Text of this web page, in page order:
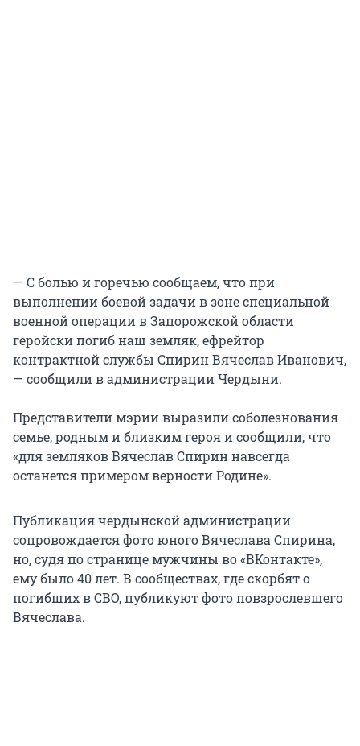
— С болью и горечью сообщаем, что при
выполнении боевой задачи в зоне специальной
военной операции в Запорожской области
геройски погиб наш земляк, ефрейтор
контрактной службы Спирин Вячеслав Иванович,
— сообщили в администрации Чердыни.
Представители мэрии выразили соболезнования
семье, родным и близким героя и сообщили, что
«для земляков Вячеслав Спирин навсегда
останется примером верности Родине».
Публикация чердынской администрации
сопровождается фото юного Вячеслава Спирина,
но, судя по странице мужчины во «ВКонтакте»,
ему было 40 лет. В сообществах, где скорбят о
погибших в СВО, публикуют фото повзрослевшего
Вячеслава.